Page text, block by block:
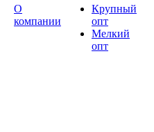
О
компании
Крупный
опт
Мелкий
опт